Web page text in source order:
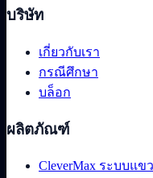
บริษัท
เกี่ยวกับเรา
กรณีศึกษา
บล็อก
ผลิตภัณฑ์
CleverMax ระบบแข